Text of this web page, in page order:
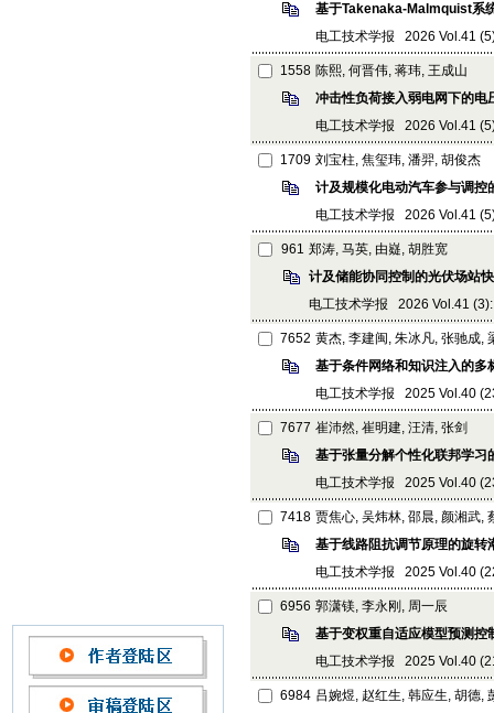
基于Takenaka-Malmquist系
电工技术学报 2026 Vol.41
1558 陈熙, 何晋伟, 蒋玮, 王成山
冲击性负荷接入弱电网下的电
电工技术学报 2026 Vol.41
1709 刘宝柱, 焦玺玮, 潘羿, 胡俊杰
计及规模化电动汽车参与调控
电工技术学报 2026 Vol.41
961 郑涛, 马英, 由嶷, 胡胜宽
计及储能协同控制的光伏场站
电工技术学报 2026 Vol.41
7652 黄杰, 李建闽, 朱冰凡, 张驰成,
基于条件网络和知识注入的多
电工技术学报 2025 Vol.40
7677 崔沛然, 崔明建, 汪清, 张剑
基于张量分解个性化联邦学习
电工技术学报 2025 Vol.40
7418 贾焦心, 吴炜林, 邵晨, 颜湘武,
基于线路阻抗调节原理的旋转
电工技术学报 2025 Vol.40
6956 郭潇镁, 李永刚, 周一辰
基于变权重自适应模型预测控
电工技术学报 2025 Vol.40
6984 吕婉煜, 赵红生, 韩应生, 胡德,